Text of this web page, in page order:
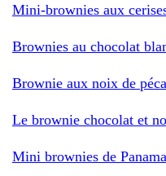
Mini-brownies aux
Brownies au chocolat
Brownie aux noix de
Le brownie chocolat et
Mini brownies de